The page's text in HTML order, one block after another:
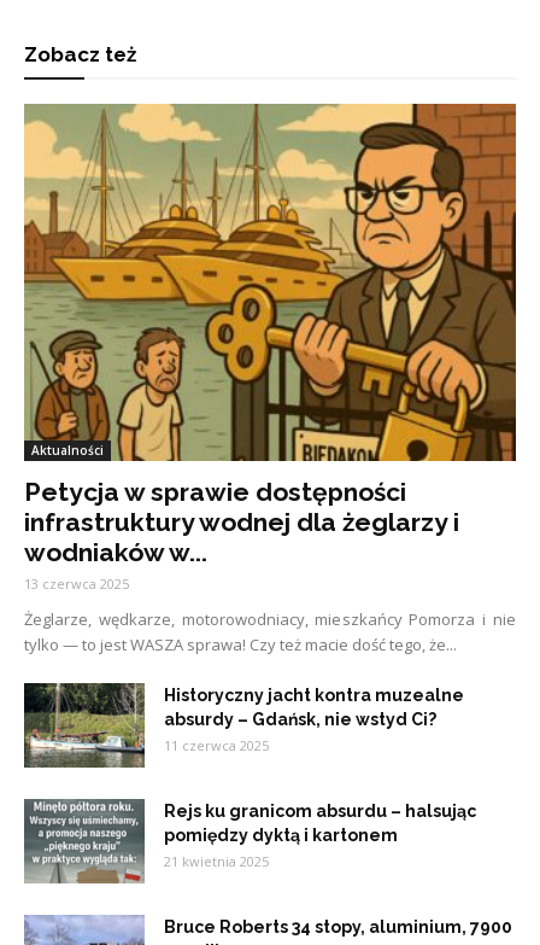
Zobacz też
Aktualności
Petycja w sprawie dostępności
infrastruktury wodnej dla żeglarzy i
wodniaków w...
13 czerwca 2025
Żeglarze, wędkarze, motorowodniacy, mieszkańcy Pomorza i nie
tylko — to jest WASZA sprawa! Czy też macie dość tego, że...
Historyczny jacht kontra muzealne
absurdy – Gdańsk, nie wstyd Ci?
11 czerwca 2025
Rejs ku granicom absurdu – halsując
pomiędzy dyktą i kartonem
21 kwietnia 2025
Bruce Roberts 34 stopy, aluminium, 7900